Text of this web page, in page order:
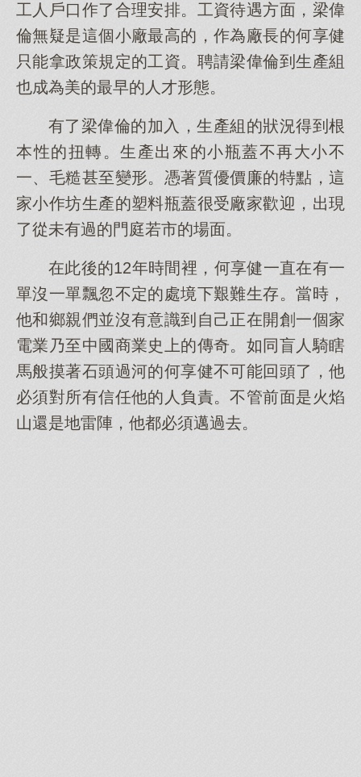
工人戶口作了合理安排。工資待遇方面，梁偉
倫無疑是這個小廠最高的，作為廠長的何享健
只能拿政策規定的工資。聘請梁偉倫到生產組
也成為美的最早的人才形態。
有了梁偉倫的加入，生產組的狀況得到根
本性的扭轉。生產出來的小瓶蓋不再大小不
一、毛糙甚至變形。憑著質優價廉的特點，這
家小作坊生產的塑料瓶蓋很受廠家歡迎，出現
了從未有過的門庭若市的場面。
在此後的12年時間裡，何享健一直在有一
單沒一單飄忽不定的處境下艱難生存。當時，
他和鄉親們並沒有意識到自己正在開創一個家
電業乃至中國商業史上的傳奇。如同盲人騎瞎
馬般摸著石頭過河的何享健不可能回頭了，他
必須對所有信任他的人負責。不管前面是火焰
山還是地雷陣，他都必須邁過去。